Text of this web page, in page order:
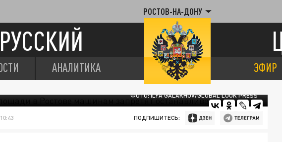
РОСТОВ-НА-ДОНУ
АНАЛИТИКА ЭФИР
ФОТО: ILYA GALAKHOV/GLOBAL LOOK PRESS
ПОДПИШИТЕСЬ: